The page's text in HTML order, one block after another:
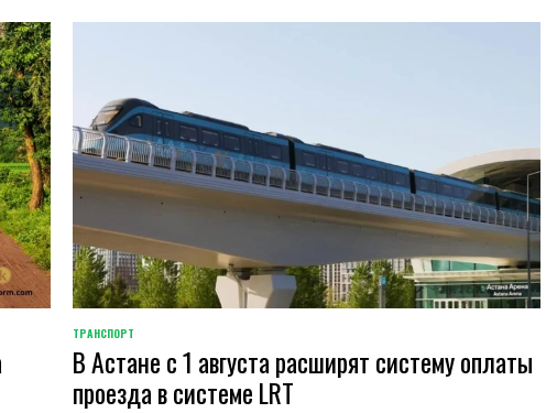
POSTED
IN
ТРАНСПОРТ
В Астане с 1 августа расширят систему оплаты
проезда в системе LRT